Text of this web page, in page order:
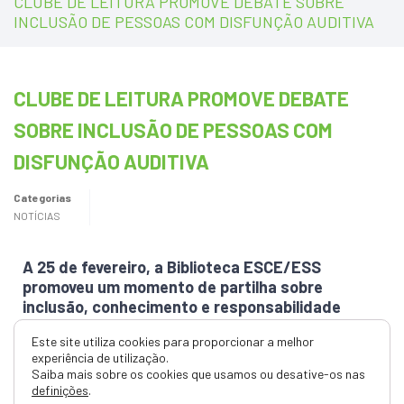
INCLUSÃO DE PESSOAS COM DISFUNÇÃO AUDITIVA
CLUBE DE LEITURA PROMOVE DEBATE
SOBRE INCLUSÃO DE PESSOAS COM
DISFUNÇÃO AUDITIVA
Categorias
NOTÍCIAS
A 25 de fevereiro, a Biblioteca ESCE/ESS
promoveu um momento de partilha sobre
inclusão, conhecimento e responsabilidade
social com a apresentação do livro “A Surdez e a
Pessoa com Disfunção Auditiva”, da autoria e
coordenação de Helena Caria, docente da
ESS/IPS, moderada por Rita Ponce.
Este site utiliza cookies para proporcionar a melhor
experiência de utilização.
Saiba mais sobre os cookies que usamos ou desative-os nas
definições.